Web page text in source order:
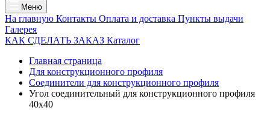
Меню
На главную Контакты Оплата и доставка Пункты выдачи
Галерея
КАК СДЕЛАТЬ ЗАКАЗ Каталог
Главная страница
Для конструкционного профиля
Соединители для конструкционного профиля
Угол соединительный для конструкционного профиля
40х40